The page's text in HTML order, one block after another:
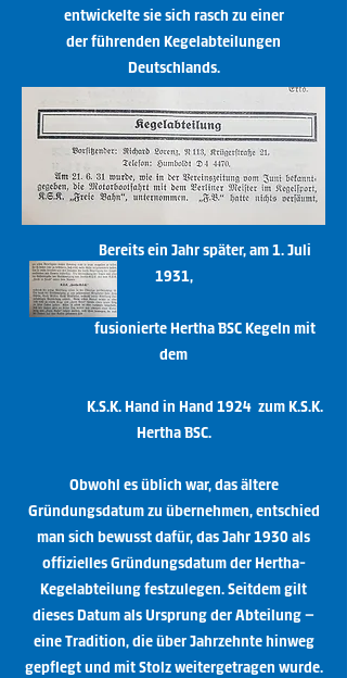
entwickelte sie sich rasch zu einer
der führenden Kegelabteilungen
Deutschlands.
Bereits ein Jahr später, am 1. Juli
1931,
fusionierte Hertha BSC Kegeln mit
dem
K.S.K. Hand in Hand 1924 zum K.S.K.
Hertha BSC.
Obwohl es üblich war, das ältere
Gründungsdatum zu übernehmen, entschied
man sich bewusst dafür, das Jahr 1930 als
offizielles Gründungsdatum der Hertha-
Kegelabteilung festzulegen. Seitdem gilt
dieses Datum als Ursprung der Abteilung –
eine Tradition, die über Jahrzehnte hinweg
gepflegt und mit Stolz weitergetragen wurde.